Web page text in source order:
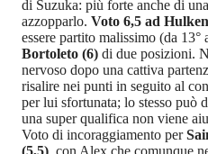
di Suzuka: più forte anche di
azzopparlo. Voto 6,5 ad
essere partito malissimo (da
Bortoleto (6) di due posizioni.
nervoso dopo una cattiva
risalire nei punti in seguito al
per lui sfortunata; lo stesso può
una super qualifica non viene
Voto di incoraggiamento per
(5,5) , con Alex che comunque